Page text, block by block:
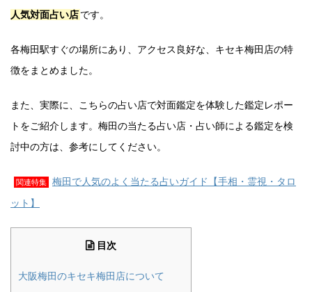
人気対面占い店です。
各梅田駅すぐの場所にあり、アクセス良好な、キセキ梅田店の特
徴をまとめました。
また、実際に、こちらの占い店で対面鑑定を体験した鑑定レポー
トをご紹介します。梅田の当たる占い店・占い師による鑑定を検
討中の方は、参考にしてください。
関連特集
梅田で人気のよく当たる占いガイド【手相・霊視・タロ
ット】
目次
大阪梅田のキセキ梅田店について